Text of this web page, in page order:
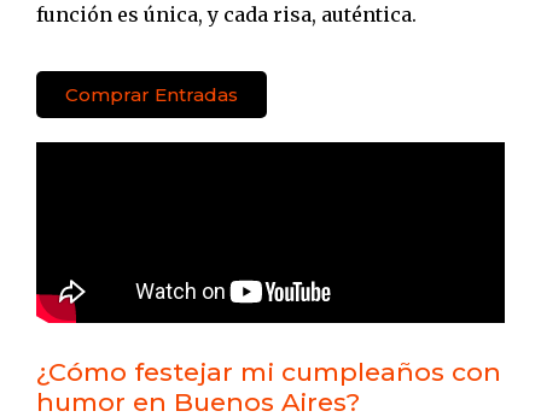
función es única, y cada risa, auténtica.
Comprar Entradas
¿Cómo festejar mi cumpleaños con
humor en Buenos Aires?